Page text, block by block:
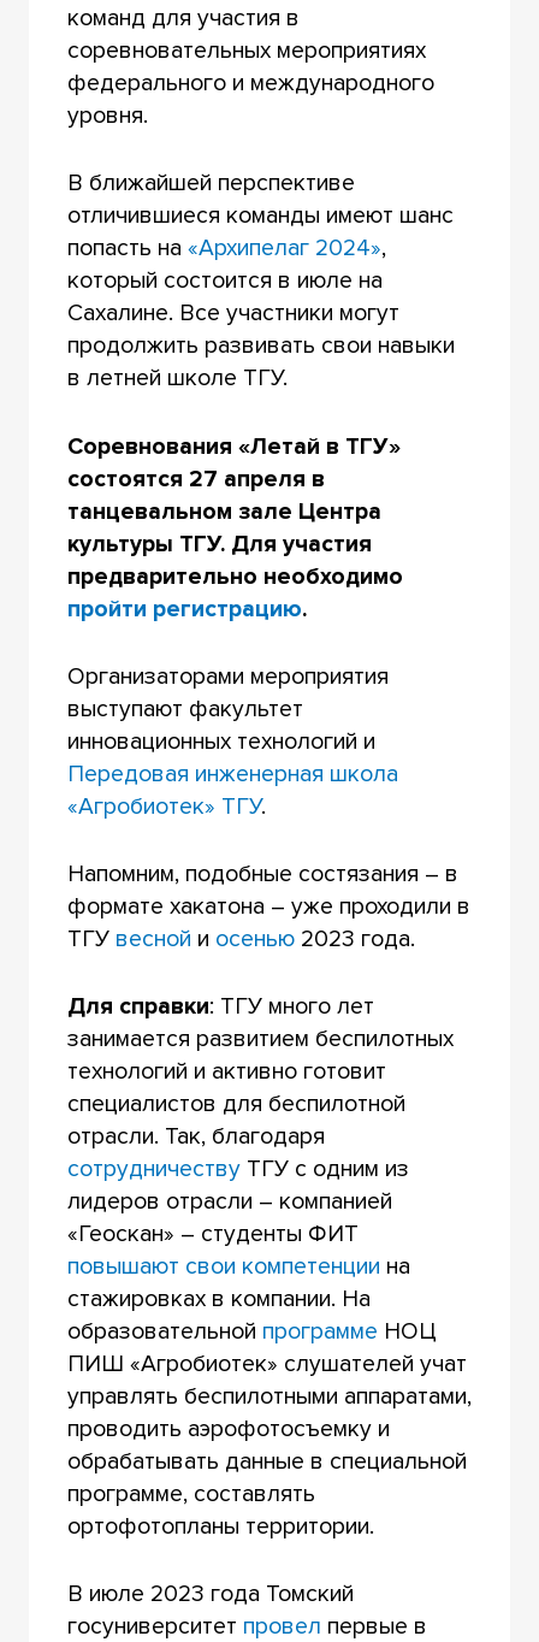
команд для участия в
соревновательных мероприятиях
федерального и международного
уровня.
В ближайшей перспективе
отличившиеся команды имеют шанс
попасть на «Архипелаг 2024»,
который состоится в июле на
Сахалине. Все участники могут
продолжить развивать свои навыки
в летней школе ТГУ.
Соревнования «Летай в ТГУ»
состоятся 27 апреля в
танцевальном зале Центра
культуры ТГУ. Для участия
предварительно необходимо
пройти регистрацию.
Организаторами мероприятия
выступают факультет
инновационных технологий и
Передовая инженерная школа
«Агробиотек» ТГУ.
Напомним, подобные состязания – в
формате хакатона – уже проходили в
ТГУ весной и осенью2023 года.
Для справки: ТГУ много лет
занимается развитием беспилотных
технологий и активно готовит
специалистов для беспилотной
отрасли. Так, благодаря
сотрудничествуТГУ с одним из
лидеров отрасли – компанией
«Геоскан» – студенты ФИТ
повышают свои компетенции на
стажировках в компании. На
образовательной программе НОЦ
ПИШ «Агробиотек» слушателей учат
управлять беспилотными аппаратами,
проводить аэрофотосъемку и
обрабатывать данные в специальной
программе, составлять
ортофотопланы территории.
В июле 2023 года Томский
госуниверситет провел первые в